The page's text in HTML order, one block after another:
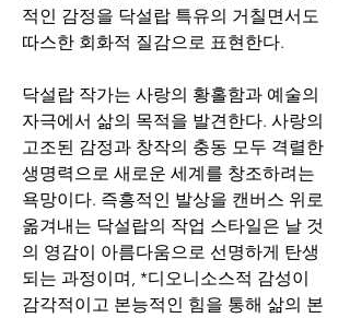
적인 감정을 닥설랍 특유의 거칠면서도
따스한 회화적 질감으로 표현한다.
닥설랍 작가는 사랑의 황홀함과 예술의
자극에서 삶의 목적을 발견한다. 사랑의
고조된 감정과 창작의 충동 모두 격렬한
생명력으로 새로운 세계를 창조하려는
욕망이다. 즉흥적인 발상을 캔버스 위로
옮겨내는 닥설랍의 작업 스타일은 날 것
의 영감이 아름다움으로 선명하게 탄생
되는 과정이며, *디오니소스적 감성이
감각적이고 본능적인 힘을 통해 삶의 본